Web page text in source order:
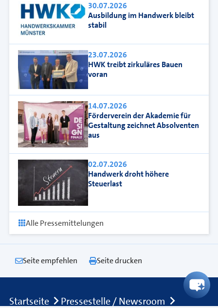
30.07.2026
Ausbildung im Handwerk bleibt
stabil
23.07.2026
HWK treibt zirkuläres Bauen
voran
14.07.2026
Förderverein der Akademie für
Gestaltung zeichnet Absolventen
aus
02.07.2026
Handwerk droht höhere
Steuerlast
Alle Pressemittelungen
Seite empfehlen Seite drucken
Breadcrumb
Startseite Pressestelle / Newsroom